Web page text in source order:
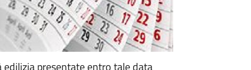
presentate entro tale data